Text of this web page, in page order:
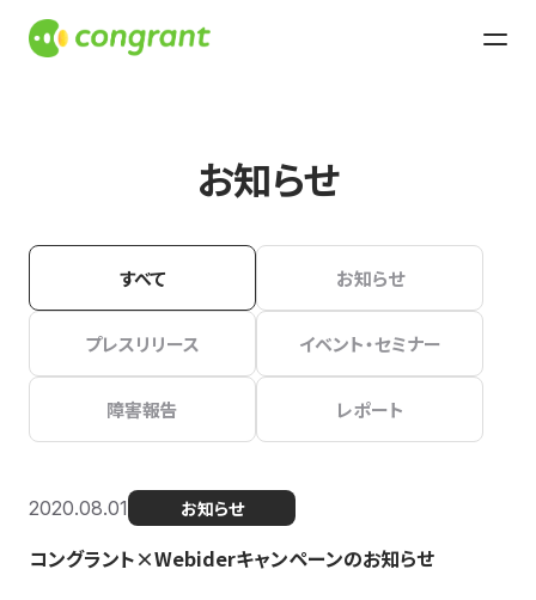
お知らせ
すべて お知らせ
プレスリリース イベント・セミナー
障害報告 レポート
2020.08.01 お知らせ
コングラント×Webiderキャンペーンのお知らせ